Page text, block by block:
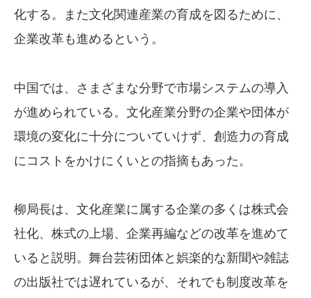
化する。また文化関連産業の育成を図るために、
企業改革も進めるという。
中国では、さまざまな分野で市場システムの導入
が進められている。文化産業分野の企業や団体が
環境の変化に十分についていけず、創造力の育成
にコストをかけにくいとの指摘もあった。
柳局長は、文化産業に属する企業の多くは株式会
社化、株式の上場、企業再編などの改革を進めて
いると説明。舞台芸術団体と娯楽的な新聞や雑誌
の出版社では遅れているが、それでも制度改革を